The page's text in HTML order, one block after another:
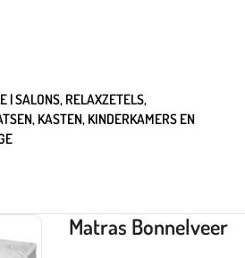
| SALONS, RELAXZETELS,
KASTEN, KINDERKAMERS EN
Matras Bonnelveer